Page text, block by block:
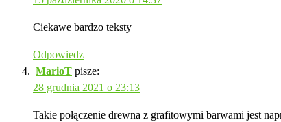
Ciekawe bardzo teksty
Odpowiedz
MarioT pisze:
28 grudnia 2021 o 23:13
Takie połączenie drewna z grafitowymi barwami jest